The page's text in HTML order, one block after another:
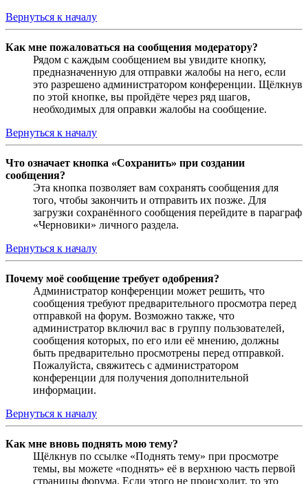
Вернуться к началу
Как мне пожаловаться на сообщения модератору?
Рядом с каждым сообщением вы увидите кнопку,
предназначенную для отправки жалобы на него, если
это разрешено администратором конференции. Щёлкнув
по этой кнопке, вы пройдёте через ряд шагов,
необходимых для оправки жалобы на сообщение.
Вернуться к началу
Что означает кнопка «Сохранить» при создании
сообщения?
Эта кнопка позволяет вам сохранять сообщения для
того, чтобы закончить и отправить их позже. Для
загрузки сохранённого сообщения перейдите в параграф
«Черновики» личного раздела.
Вернуться к началу
Почему моё сообщение требует одобрения?
Администратор конференции может решить, что
сообщения требуют предварительного просмотра перед
отправкой на форум. Возможно также, что
администратор включил вас в группу пользователей,
сообщения которых, по его или её мнению, должны
быть предварительно просмотрены перед отправкой.
Пожалуйста, свяжитесь с администратором
конференции для получения дополнительной
информации.
Вернуться к началу
Как мне вновь поднять мою тему?
Щёлкнув по ссылке «Поднять тему» при просмотре
темы, вы можете «поднять» её в верхнюю часть первой
страницы форума. Если этого не происходит, то это